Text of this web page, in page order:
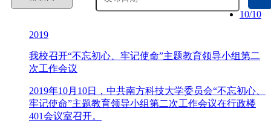
10/10
2019
我校召开“不忘初心、牢记使命”主题教育领导小组第二
次工作会议
2019年10月10日，中共南方科技大学委员会“不忘初心、
牢记使命”主题教育领导小组第二次工作会议在行政楼
401会议室召开。